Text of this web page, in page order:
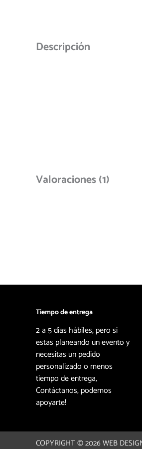
Descripción
Valoraciones (1)
Tiempo de entrega
2 a 5 días hábiles, pero si
estas planeando un evento y
necesitas un pedido
personalizado o menos
tiempo de entrega,
Contáctanos, podemos
apoyarte!
COPYRIGHT © 2026WEB